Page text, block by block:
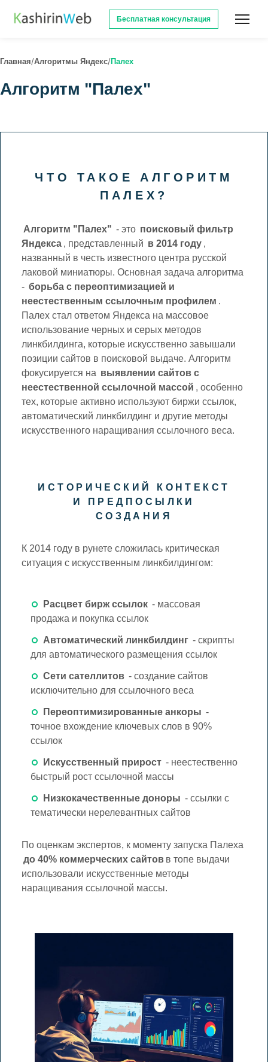
Бесплатная консультация
Главная/Алгоритмы Яндекс/Палех
Алгоритм "Палех"
ЧТО ТАКОЕ АЛГОРИТМ
ПАЛЕХ?
Алгоритм "Палех" - это поисковый фильтр
Яндекса , представленный в 2014 году ,
названный в честь известного центра русской
лаковой миниатюры. Основная задача алгоритма
- борьба с переоптимизацией и
неестественным ссылочным профилем .
Палех стал ответом Яндекса на массовое
использование черных и серых методов
линкбилдинга, которые искусственно завышали
позиции сайтов в поисковой выдаче. Алгоритм
фокусируется на выявлении сайтов с
неестественной ссылочной массой , особенно
тех, которые активно используют биржи ссылок,
автоматический линкбилдинг и другие методы
искусственного наращивания ссылочного веса.
ИСТОРИЧЕСКИЙ КОНТЕКСТ
И ПРЕДПОСЫЛКИ
СОЗДАНИЯ
К 2014 году в рунете сложилась критическая
ситуация с искусственным линкбилдингом:
Расцвет бирж ссылок - массовая
продажа и покупка ссылок
Автоматический линкбилдинг - скрипты
для автоматического размещения ссылок
Сети сателлитов - создание сайтов
исключительно для ссылочного веса
Переоптимизированные анкоры -
точное вхождение ключевых слов в 90%
ссылок
Искусственный прирост - неестественно
быстрый рост ссылочной массы
Низкокачественные доноры - ссылки с
тематически нерелевантных сайтов
По оценкам экспертов, к моменту запуска Палеха
до 40% коммерческих сайтов в топе выдачи
использовали искусственные методы
наращивания ссылочной массы.